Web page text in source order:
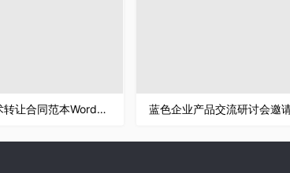
发明专利产品技术转让合同范本Word模板